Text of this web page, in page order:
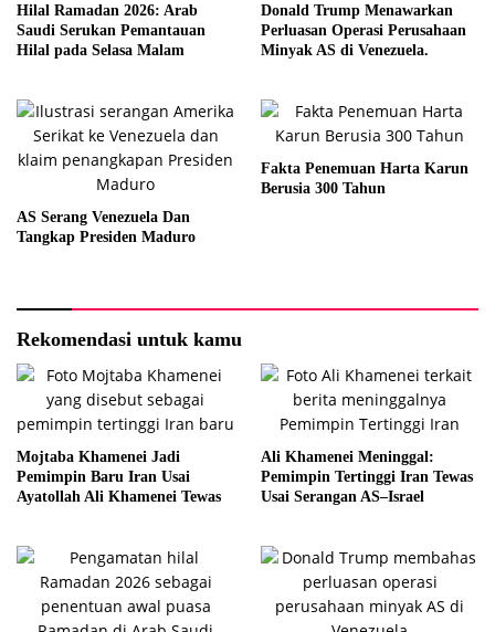
Hilal Ramadan 2026: Arab
Saudi Serukan Pemantauan
Hilal pada Selasa Malam
Donald Trump Menawarkan
Perluasan Operasi Perusahaan
Minyak AS di Venezuela.
AS Serang Venezuela Dan
Tangkap Presiden Maduro
Fakta Penemuan Harta Karun
Berusia 300 Tahun
Rekomendasi untuk kamu
Mojtaba Khamenei Jadi
Pemimpin Baru Iran Usai
Ayatollah Ali Khamenei Tewas
Ali Khamenei Meninggal:
Pemimpin Tertinggi Iran Tewas
Usai Serangan AS–Israel